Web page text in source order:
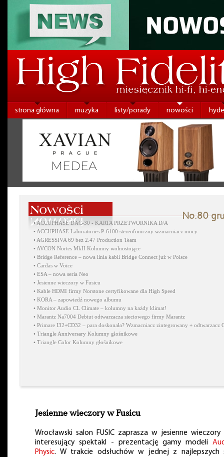
strona główna muzyka listy/porady nowości
No.80
•ACCUPHASE DAC-30 - KARTA PRZETWORNIKA D/A
• ACCUPHASE Laboratories P-6100 stereofoniczny wzmacniacz mocy
• AGRESSIVA 69 bez 2.47 Production Team
• AVCON Nortes MkII Kolumny wolnostojące
• Bridge Reference – nowa linia kabli Bridge Connect już w Polsce
• Cardas w Voice
• ESA – nowa seria Neo
• Jesienne wieczory w Fusicu
• Kable HDMI firmy Norstone certyfikowane dla High Speed
• KORA – zapowiedź nowego albumu
• Monitor Audio CL Climate – kolumny na każdy klimat!
• Marantz Na7004 Debiut odtwarzacza sieciowego firmy Marantz
• Primare I32+CD32 – para doskonała? Wzmacniacz zintegrowany + odtwarzacz
• Triangle Anniversary Kolumny głośnikowe
• Triangle Color Kolumny głośnikowe
Jesienne wieczory w Fusicu
Wrocławski salon FUSIC zaprasza w jesienne wieczory
interesujący spektakl - prezentację gamy modeli
Physic. W trakcie odsłuchów w jednej z najlepszych